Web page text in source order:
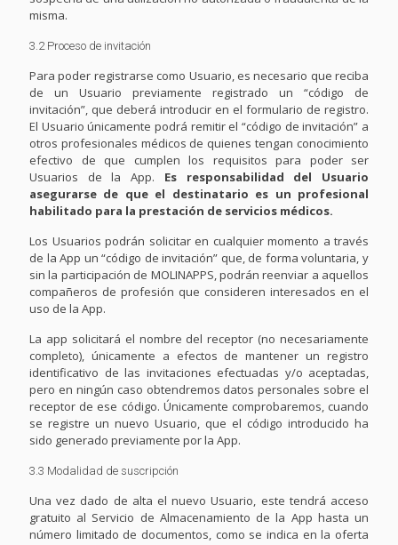
misma.
3.2 Proceso de invitación
Para poder registrarse como Usuario, es necesario que reciba
de un Usuario previamente registrado un “código de
invitación”, que deberá introducir en el formulario de registro.
El Usuario únicamente podrá remitir el “código de invitación” a
otros profesionales médicos de quienes tengan conocimiento
efectivo de que cumplen los requisitos para poder ser
Usuarios de la App. Es responsabilidad del Usuario
asegurarse de que el destinatario es un profesional
habilitado para la prestación de servicios médicos.
Los Usuarios podrán solicitar en cualquier momento a través
de la App un “código de invitación” que, de forma voluntaria, y
sin la participación de MOLINAPPS, podrán reenviar a aquellos
compañeros de profesión que consideren interesados en el
uso de la App.
La app solicitará el nombre del receptor (no necesariamente
completo), únicamente a efectos de mantener un registro
identificativo de las invitaciones efectuadas y/o aceptadas,
pero en ningún caso obtendremos datos personales sobre el
receptor de ese código. Únicamente comprobaremos, cuando
se registre un nuevo Usuario, que el código introducido ha
sido generado previamente por la App.
3.3 Modalidad de suscripción
Una vez dado de alta el nuevo Usuario, este tendrá acceso
gratuito al Servicio de Almacenamiento de la App hasta un
número limitado de documentos, como se indica en la oferta